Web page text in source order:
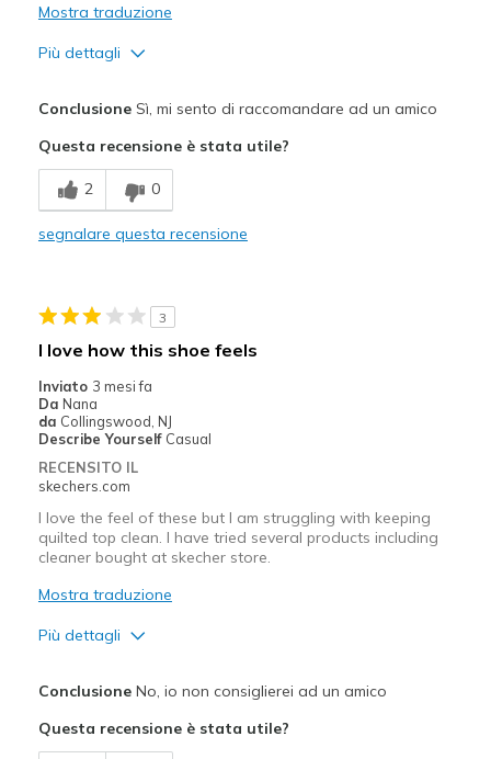
Mostra traduzione
Più dettagli
Breathe Well
Comfortable
Travel
Width
Sizing
View On Shoes
I'm Into Shoes
ConclusioneSì, mi sento di raccomandare ad un amico
Questa recensione è stata utile?
2 0
segnalare questa recensione
3
I love how this shoe feels
Inviato 3 mesi fa
Da Nana
da Collingswood, NJ
Describe Yourself Casual
RECENSITO IL
skechers.com
I love the feel of these but I am struggling with keeping
quilted top clean. I have tried several products including
cleaner bought at skecher store.
Mostra traduzione
Più dettagli
Comfortable
ConclusioneNo, io non consiglierei ad un amico
Questa recensione è stata utile?